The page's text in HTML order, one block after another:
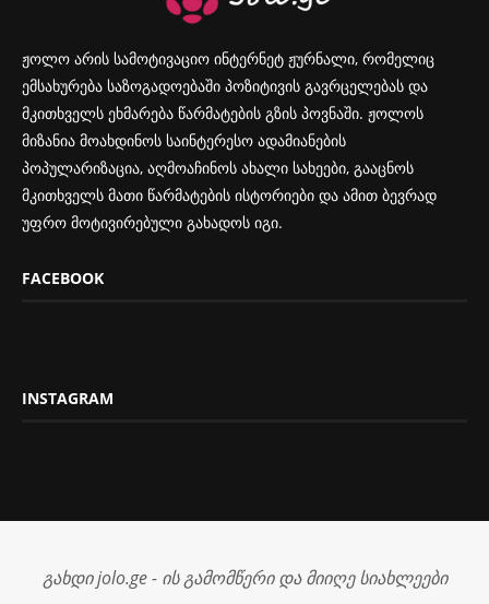
ჟოლო არის სამოტივაციო ინტერნეტ ჟურნალი, რომელიც
ემსახურება საზოგადოებაში პოზიტივის გავრცელებას და
მკითხველს ეხმარება წარმატების გზის პოვნაში. ჟოლოს
მიზანია მოახდინოს საინტერესო ადამიანების
პოპულარიზაცია, აღმოაჩინოს ახალი სახეები, გააცნოს
მკითხველს მათი წარმატების ისტორიები და ამით ბევრად
უფრო მოტივირებული გახადოს იგი.
FACEBOOK
INSTAGRAM
გახდი jolo.ge - ის გამომწერი და მიიღე სიახლეები